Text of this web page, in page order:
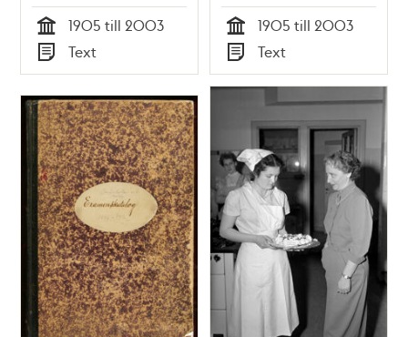
Tid
1905 till 2003
Typ
Text Tid
1905 till 2003
Typ
Text